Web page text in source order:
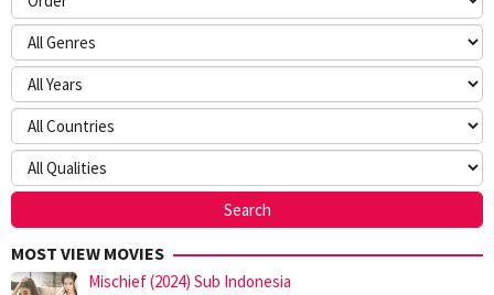
MOST VIEW MOVIES
Mischief (2024) Sub Indonesia